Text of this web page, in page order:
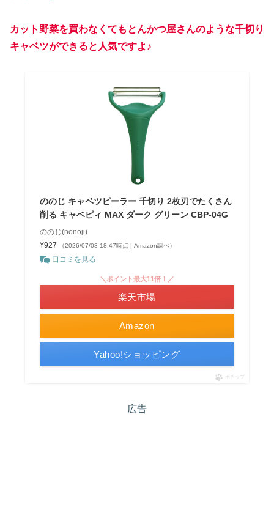
カット野菜を買わなくてもとんかつ屋さんのような千切り
キャベツができると人気ですよ♪
ののじ キャベツピーラー 千切り 2枚刃でたくさん
削る キャベピィ MAX ダーク グリーン CBP-04G
ののじ(nonoji)
¥927
（2026/07/08 18:47時点 | Amazon調べ）
口コミを見る
Amazon
＼ポイント最大11倍！／
楽天市場
Yahoo!ショッピング
ポチップ
広告